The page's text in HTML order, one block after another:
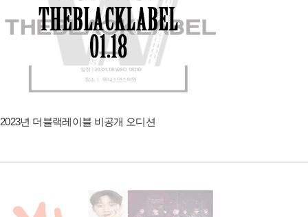
2023년 더블랙레이블 비공개 오디션